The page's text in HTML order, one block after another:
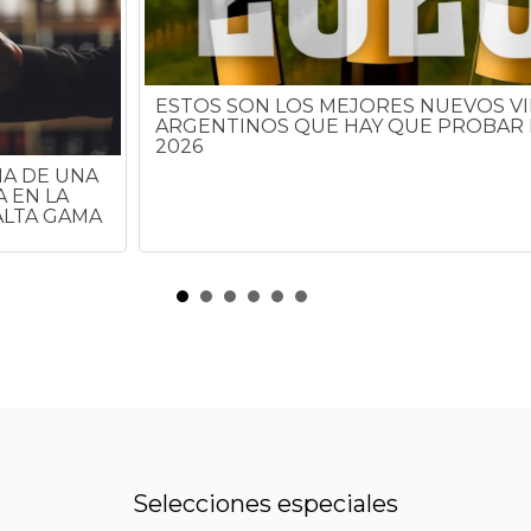
DE UNA
EN LA
GAMA
ESTOS SON LOS MEJORES NUEVOS
ARGENTINOS QUE HAY QUE PROBAR
2026
Selecciones especiales